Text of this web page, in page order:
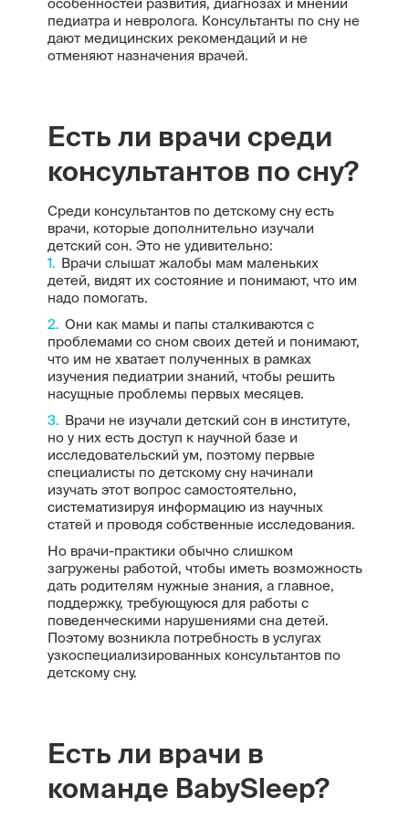
особенностей развития, диагнозах и мнении
педиатра и невролога. Консультанты по сну не
дают медицинских рекомендаций и не
отменяют назначения врачей.
Есть ли врачи среди
консультантов по сну?
Среди консультантов по детскому сну есть
врачи, которые дополнительно изучали
детский сон. Это не удивительно:
Врачи слышат жалобы мам маленьких
детей, видят их состояние и понимают, что им
надо помогать.
Они как мамы и папы сталкиваются с
проблемами со сном своих детей и понимают,
что им не хватает полученных в рамках
изучения педиатрии знаний, чтобы решить
насущные проблемы первых месяцев.
Врачи не изучали детский сон в институте,
но у них есть доступ к научной базе и
исследовательский ум, поэтому первые
специалисты по детскому сну начинали
изучать этот вопрос самостоятельно,
систематизируя информацию из научных
статей и проводя собственные исследования.
Но врачи-практики обычно слишком
загружены работой, чтобы иметь возможность
дать родителям нужные знания, а главное,
поддержку, требующуюся для работы с
поведенческими нарушениями сна детей.
Поэтому возникла потребность в услугах
узкоспециализированных консультантов по
детскому сну.
Есть ли врачи в
команде BabySleep?